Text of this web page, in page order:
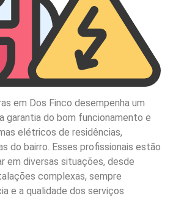
em Dos Finco desempenha um
garantia do bom funcionamento e
elétricos de residências,
do bairro. Esses profissionais estão
em diversas situações, desde
complexas, sempre
e a qualidade dos serviços